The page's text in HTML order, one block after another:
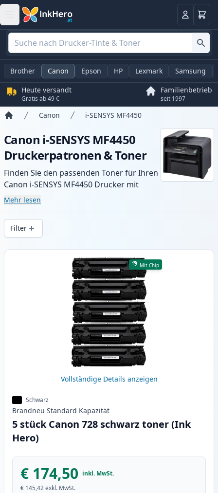
Anmelden
Brother Canon Epson HP Lexmark Samsung
Heute versandt
Gratis ab 49 €
Familienbetrieb
seit 1997
Canon i-SENSYS MF4450
Canon i-SENSYS MF4450
Druckerpatronen & Toner
Finden Sie den passenden Toner für Ihren
Canon i-SENSYS MF4450 Drucker mit
unserer Auswahl an kompatiblen und XL-
gleichbleibender Druckqualität und
schnellem Versand aus lokalem Lager in .
Mehr lesen
Filter
Produkte
Mit Chip
Vollständige Details anzeigen
Schwarz
Brandneu Standard Kapazität
5 stück Canon 728 schwarz toner (Ink
Hero)
€ 174,50 inkl. MwSt.
€ 145,42exkl. MwSt.